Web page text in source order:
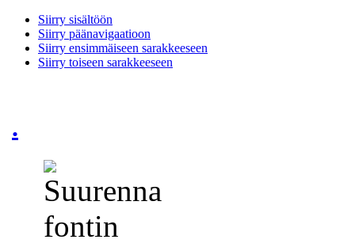
Siirry sisältöön
Siirry päänavigaatioon
Siirry ensimmäiseen sarakkeeseen
Siirry toiseen sarakkeeseen
.